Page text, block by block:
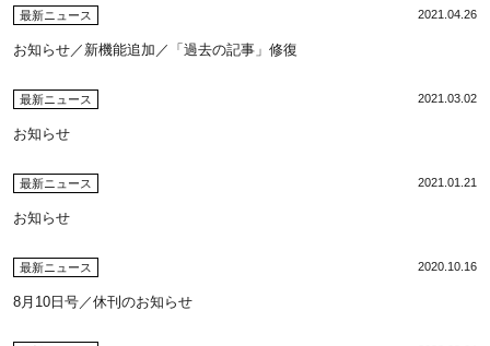
最新ニュース 2021.04.26
お知らせ／新機能追加／「過去の記事」修復
最新ニュース 2021.03.02
お知らせ
最新ニュース 2021.01.21
お知らせ
最新ニュース 2020.10.16
8月10日号／休刊のお知らせ